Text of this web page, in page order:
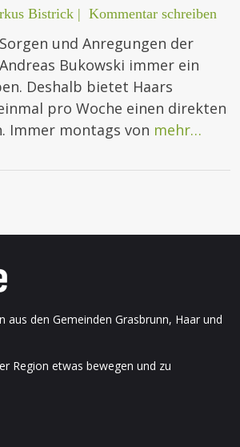
Bistrick | Kommentar schreiben
und Anregungen der
Bukowski immer ein
Deshalb bietet Haars
pro Woche einen direkten
Immer montags von mehr…
aus den Gemeinden Grasbrunn, Haar und
Region etwas bewegen und zu